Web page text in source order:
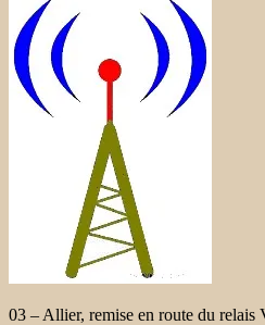
03 – Allier, remise en route du relais